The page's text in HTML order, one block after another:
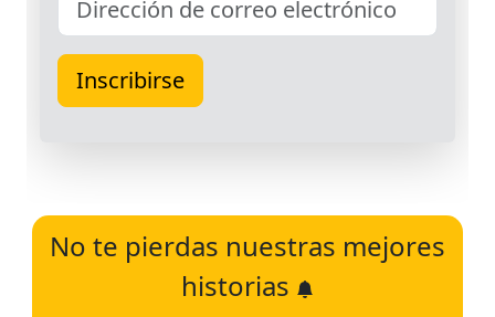
No te pierdas nuestras mejores
historias